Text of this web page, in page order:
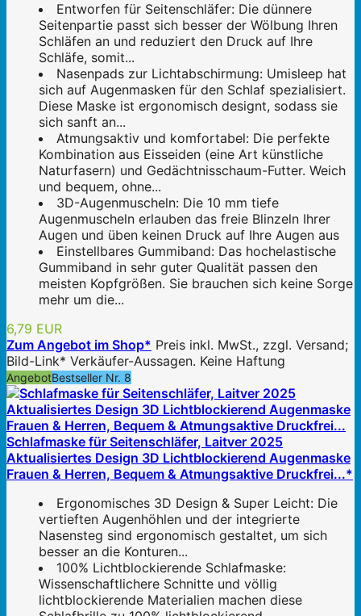
Entworfen für Seitenschläfer: Die dünnere
Seitenpartie passt sich besser der Wölbung Ihren
Schläfen an und reduziert den Druck auf Ihre
Schläfe, somit...
Nasenpads zur Lichtabschirmung: Umisleep hat
sich auf Augenmasken für den Schlaf spezialisiert.
Diese Maske ist ergonomisch designt, sodass sie
sich sanft an...
Atmungsaktiv und komfortabel: Die perfekte
Kombination aus Eisseiden (eine Art künstliche
Naturfasern) und Gedächtnisschaum-Futter. Weich
und bequem, ohne...
3D-Augenmuscheln: Die 10 mm tiefe
Augenmuscheln erlauben das freie Blinzeln Ihrer
Augen und üben keinen Druck auf Ihre Augen aus
Einstellbares Gummiband: Das hochelastische
Gummiband in sehr guter Qualität passen den
meisten Kopfgrößen. Sie brauchen sich keine Sorge
mehr um die...
6,79 EUR
Zum Angebot im Shop* Preis inkl. MwSt., zzgl. Versand;
Bild-Link* Verkäufer-Aussagen. Keine Haftung
AngebotBestseller Nr. 8
Schlafmaske für Seitenschläfer, Laitver 2025
Aktualisiertes Design 3D Lichtblockierend Augenmaske
Frauen & Herren, Bequem & Atmungsaktive Druckfrei...*
Ergonomisches 3D Design & Super Leicht: Die
vertieften Augenhöhlen und der integrierte
Nasensteg sind ergonomisch gestaltet, um sich
besser an die Konturen...
100% Lichtblockierende Schlafmaske:
Wissenschaftlichere Schnitte und völlig
lichtblockierende Materialien machen diese